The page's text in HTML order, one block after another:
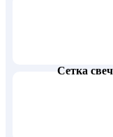
Сетка